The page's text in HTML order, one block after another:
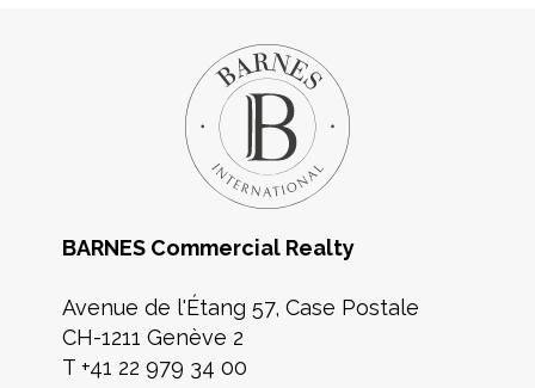
BARNES Commercial Realty
Avenue de l'Étang 57, Case Postale
CH-1211 Genève 2
T +41 22 979 34 00